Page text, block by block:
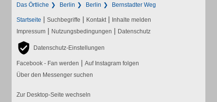
Das Örtliche Berlin Berlin Bernstadter Weg
Startseite | Suchbegriffe | Kontakt | Inhalte melden
Impressum | Nutzungsbedingungen | Datenschutz
Datenschutz-Einstellungen
Facebook - Fan werden | Auf Instagram folgen
Über den Messenger suchen
Zur Desktop-Seite wechseln